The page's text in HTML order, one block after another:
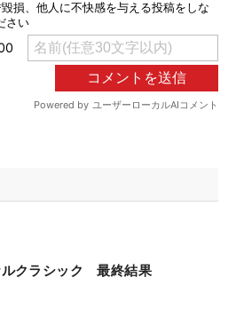
ルクラシック 最終結果